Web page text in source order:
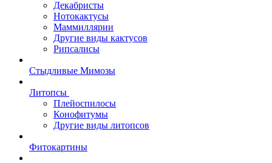
Декабристы
Нотокактусы
Маммиллярии
Другие виды кактусов
Рипсалисы
Стыдливые Мимозы
Литопсы
Плейоспилосы
Конофитумы
Другие виды литопсов
Фитокартины